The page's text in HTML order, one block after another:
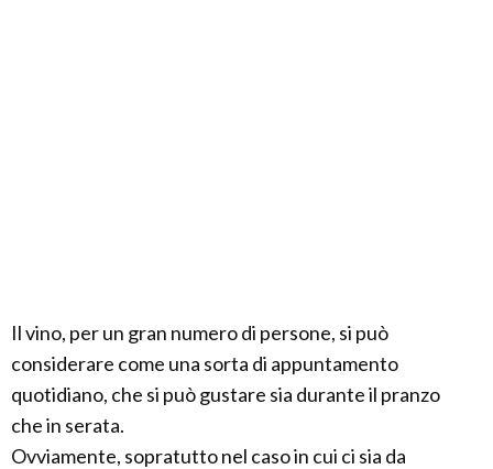
Il vino, per un gran numero di persone, si può
considerare come una sorta di appuntamento
quotidiano, che si può gustare sia durante il pranzo
che in serata.
Ovviamente, sopratutto nel caso in cui ci sia da